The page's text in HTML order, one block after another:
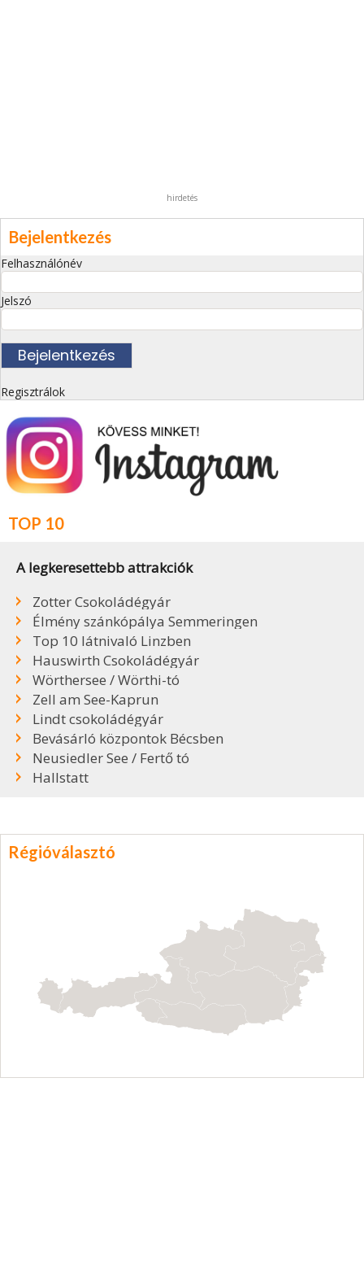
hirdetés
Bejelentkezés
Felhasználónév
Jelszó
Regisztrálok
TOP 10
A legkeresettebb attrakciók
Zotter Csokoládégyár
Élmény szánkópálya Semmeringen
Top 10 látnivaló Linzben
Hauswirth Csokoládégyár
Wörthersee / Wörthi-tó
Zell am See-Kaprun
Lindt csokoládégyár
Bevásárló központok Bécsben
Neusiedler See / Fertő tó
Hallstatt
Régióválasztó